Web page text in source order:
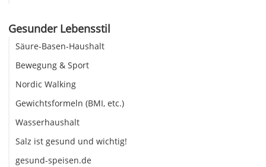
Gesunder Lebensstil
Säure-Basen-Haushalt
Bewegung & Sport
Nordic Walking
Gewichtsformeln (BMI, etc.)
Wasserhaushalt
Salz ist gesund und wichtig!
gesund-speisen.de